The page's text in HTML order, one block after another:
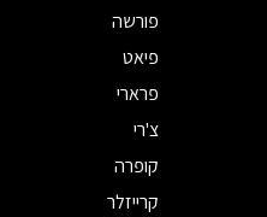
פורשה
פיאט
פרארי
צ'רי
קופרה
קרייזלר